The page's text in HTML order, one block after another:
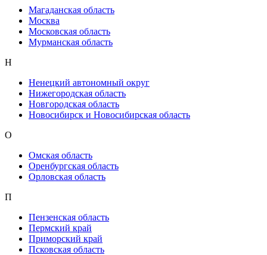
Магаданская область
Москва
Московская область
Мурманская область
Н
Ненецкий автономный округ
Нижегородская область
Новгородская область
Новосибирск и Новосибирская область
О
Омская область
Оренбургская область
Орловская область
П
Пензенская область
Пермский край
Приморский край
Псковская область